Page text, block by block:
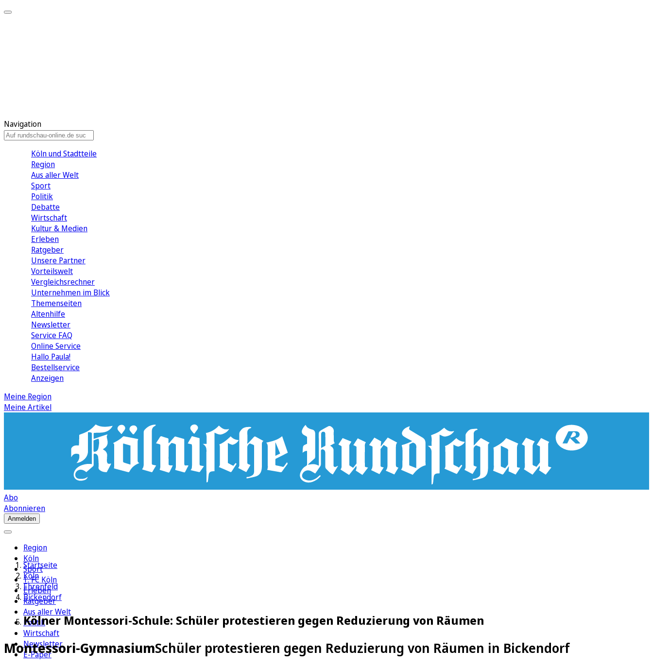
Navigation
Köln und Stadtteile
Region
Aus aller Welt
Sport
Politik
Debatte
Wirtschaft
Kultur & Medien
Erleben
Ratgeber
Unsere Partner
Vorteilswelt
Vergleichsrechner
Unternehmen im Blick
Themenseiten
Altenhilfe
Newsletter
Service FAQ
Online Service
Hallo Paula!
Bestellservice
Anzeigen
Meine Region
Meine Artikel
Abo
Abonnieren
Anmelden
Region
Köln
Sport
1. FC Köln
Erleben
Ratgeber
Aus aller Welt
Politik
Wirtschaft
Newsletter
E-Paper
Startseite
Köln
Ehrenfeld
Bickendorf
Kölner Montessori-Schule: Schüler protestieren gegen Reduzierung von Räumen
Montessori-GymnasiumSchüler protestieren gegen Reduzierung von Räumen in Bickendorf